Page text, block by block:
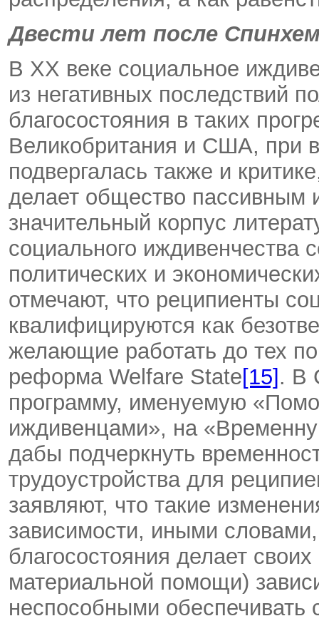
Двести лет после
В ХХ веке социальное
из негативных последствий
благосостояния в таких
Великобритания и США, при
подвергалась также и
делает общество пассивным
значительный корпус
социального иждивенчества
политических и
отмечают, что реципиенты
квалифицируются как
желающие работать до тех
реформа Welfare State[15]. В
программу, именуемую
иждивенцами», на
дабы подчеркнуть
трудоустройства для
заявляют, что такие
зависимости, иными
благосостояния делает
материальной помощи)
неспособными обеспечивать